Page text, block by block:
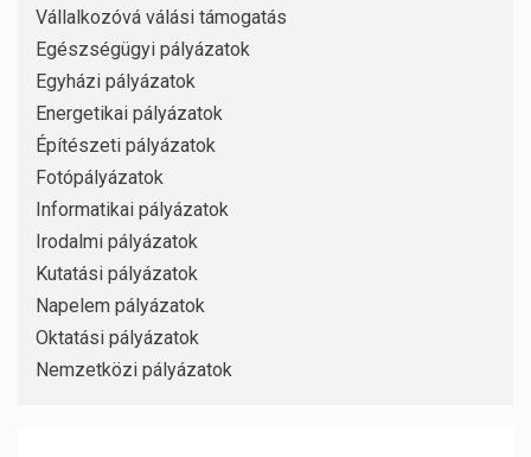
Vállalkozóvá válási támogatás
Egészségügyi pályázatok
Egyházi pályázatok
Energetikai pályázatok
Építészeti pályázatok
Fotópályázatok
Informatikai pályázatok
Irodalmi pályázatok
Kutatási pályázatok
Napelem pályázatok
Oktatási pályázatok
Nemzetközi pályázatok